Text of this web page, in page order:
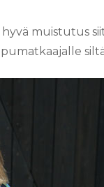
muistutus